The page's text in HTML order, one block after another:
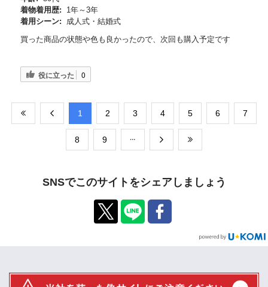
着物着用歴:
1年～3年
着用シーン:
成人式・結婚式
買った商品の状態や色も良かったので、次回も購入予定です
役に立った 0
​1 ​2 ​3 ​4 ​5 ​6 ​7
​8 ​9
SNSでこのサイトをシェアしましょう